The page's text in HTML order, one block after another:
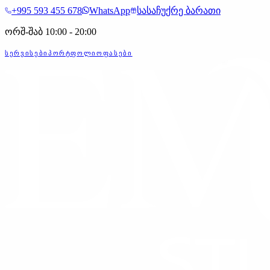
+995 593 455 678 WhatsApp სასაჩუქრე ბარათი
ორშ-შაბ 10:00 - 20:00
ᲡᲔᲠᲕᲘᲡᲔᲑᲘᲞᲝᲠᲢᲤᲝᲚᲘᲝ ᲤᲐᲡᲔᲑᲘ